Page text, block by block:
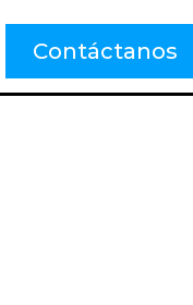
Contáctanos